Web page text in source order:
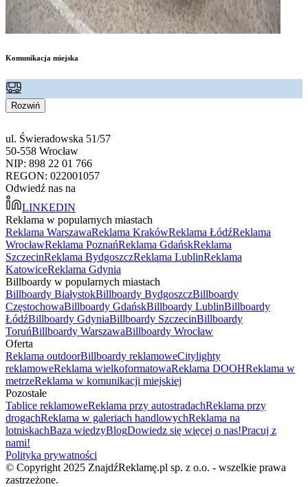
Komunikacja miejska
Rozwiń
ul. Świeradowska 51/57
50-558 Wrocław
NIP: 898 22 01 766
REGON: 022001057
Odwiedź nas na
LINKEDIN
Reklama w popularnych miastach
Reklama WarszawaReklama KrakówReklama ŁódźReklama
WrocławReklama PoznańReklama GdańskReklama
SzczecinReklama BydgoszczReklama LublinReklama
KatowiceReklama Gdynia
Billboardy w popularnych miastach
Billboardy BiałystokBillboardy BydgoszczBillboardy
CzęstochowaBillboardy GdańskBillboardy LublinBillboardy
ŁódźBillboardy GdyniaBillboardy SzczecinBillboardy
ToruńBillboardy WarszawaBillboardy Wrocław
Oferta
Reklama outdoorBillboardy reklamoweCitylighty
reklamoweReklama wielkoformatowaReklama DOOHReklama w
metrzeReklama w komunikacji miejskiej
Pozostałe
Tablice reklamoweReklama przy autostradachReklama przy
drogachReklama w galeriach handlowychReklama na
lotniskachBaza wiedzyBlogDowiedz się więcej o nas!Pracuj z
nami!
Polityka prywatności
© Copyright 2025 ZnajdźReklamę.pl sp. z o.o. - wszelkie prawa
zastrzeżone.